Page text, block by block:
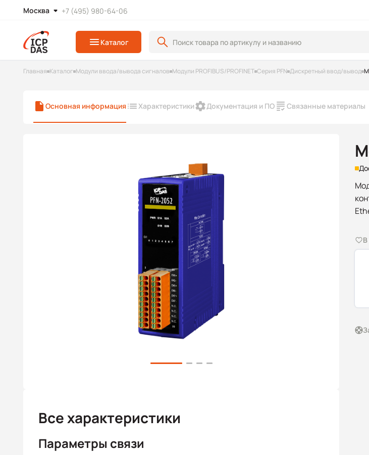
Москва +7 (495) 980-64-06
Каталог
Главная Каталог Модули ввода/вывода сигналов Модули PROFIBUS/PROFINET Серия PFN Дискретный ввод/вывод
Основная информация Характеристики Документация и ПО Связанные материалы
Все характеристики
Параметры связи